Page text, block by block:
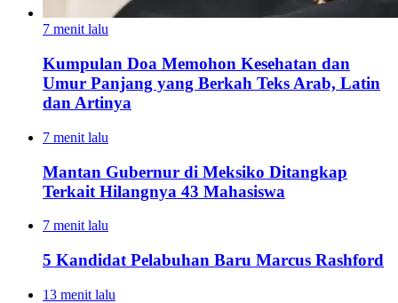
7 menit lalu
Kumpulan Doa Memohon Kesehatan dan
Umur Panjang yang Berkah Teks Arab, Latin
dan Artinya
7 menit lalu
Mantan Gubernur di Meksiko Ditangkap
Terkait Hilangnya 43 Mahasiswa
7 menit lalu
5 Kandidat Pelabuhan Baru Marcus Rashford
13 menit lalu